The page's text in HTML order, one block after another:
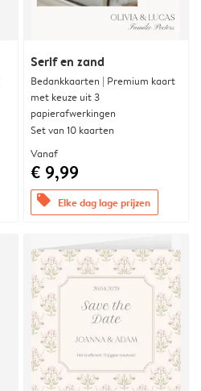
Serif en zand
Bedankkaarten | Premium kaart
met keuze uit 3
papierafwerkingen
Set van 10 kaarten
Vanaf
€ 9,99
offers Elke dag lage prijzen